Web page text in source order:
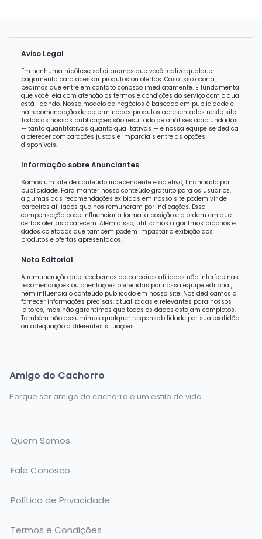
Aviso Legal
Em nenhuma hipótese solicitaremos que você realize qualquer
pagamento para acessar produtos ou ofertas. Caso isso ocorra,
pedimos que entre em contato conosco imediatamente. É fundamental
que você leia com atenção os termos e condições do serviço com o qual
está lidando. Nosso modelo de negócios é baseado em publicidade e
na recomendação de determinados produtos apresentados neste site.
Todas as nossas publicações são resultado de análises aprofundadas
— tanto quantitativas quanto qualitativas — e nossa equipe se dedica
a oferecer comparações justas e imparciais entre as opções
disponíveis.
Informação sobre Anunciantes
Somos um site de conteúdo independente e objetivo, financiado por
publicidade. Para manter nosso conteúdo gratuito para os usuários,
algumas das recomendações exibidas em nosso site podem vir de
parceiros afiliados que nos remuneram por indicações. Essa
compensação pode influenciar a forma, a posição e a ordem em que
certas ofertas aparecem. Além disso, utilizamos algoritmos próprios e
dados coletados que também podem impactar a exibição dos
produtos e ofertas apresentados.
Nota Editorial
A remuneração que recebemos de parceiros afiliados não interfere nas
recomendações ou orientações oferecidas por nossa equipe editorial,
nem influencia o conteúdo publicado em nosso site. Nos dedicamos a
fornecer informações precisas, atualizadas e relevantes para nossos
leitores, mas não garantimos que todos os dados estejam completos.
Também não assumimos qualquer responsabilidade por sua exatidão
ou adequação a diferentes situações.
Amigo do Cachorro
Porque ser amigo do cachorro é um estilo de vida.
Quem Somos
Fale Conosco
Política de Privacidade
Termos e Condições